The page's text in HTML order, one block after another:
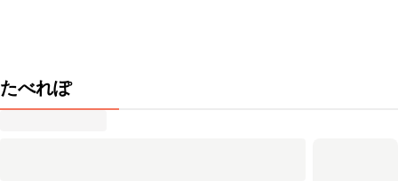
たべれぽ